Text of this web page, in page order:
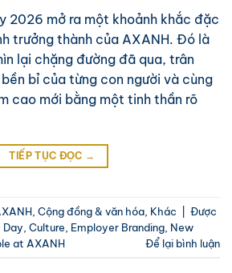
2026 mở ra một khoảnh khắc đặc
trưởng thành của AXANH. Đó là
lại chặng đường đã qua, trân
bỉ của từng con người và cùng
cao mới bằng một tinh thần rõ
TIẾP TỤC ĐỌC →
Cộng đồng & văn hóa Khác
Được
Day Culture Employer Branding New
at AXANH Để lại bình luận